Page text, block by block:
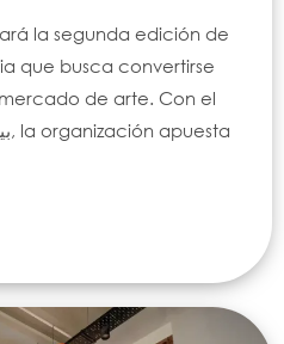
la segunda edición de
que busca convertirse
de arte. Con el